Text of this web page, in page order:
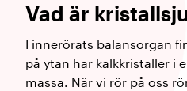
Vad är
I innerörats balansorgan
på ytan har kalkkristaller i
massa. När vi rör på oss